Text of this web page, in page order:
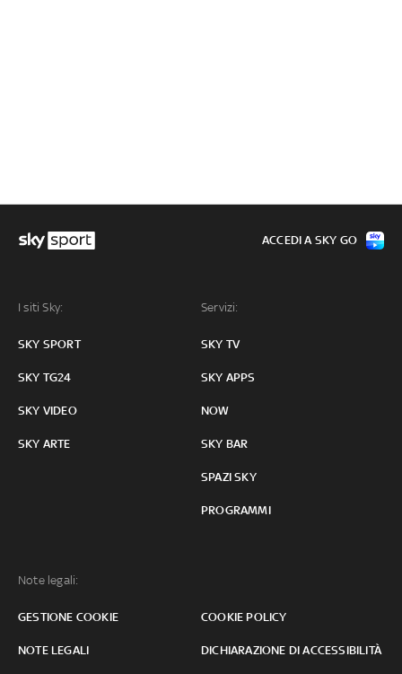
I siti Sky:
SKY SPORT
SKY TG24
SKY VIDEO
SKY ARTE
Servizi:
SKY TV
SKY APPS
NOW
SKY BAR
SPAZI SKY
PROGRAMMI
Note legali:
GESTIONE COOKIE COOKIE POLICY
NOTE LEGALI DICHIARAZIONE DI ACCESSIBILITÀ
ACCEDI A SKY GO